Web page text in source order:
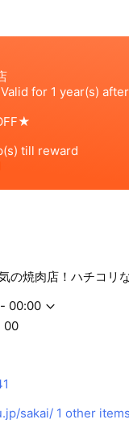
の焼肉店！ハチコリ
00:00
00
sakai/ 1 other items